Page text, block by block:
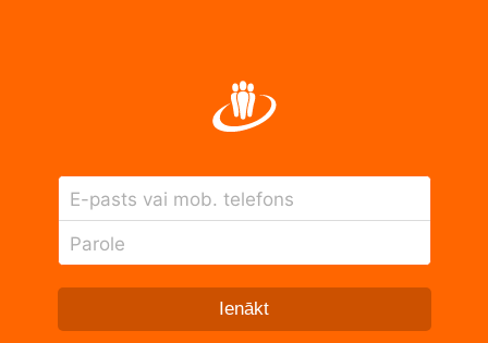
E-pasts vai mob. telefons
Parole
Ienākt